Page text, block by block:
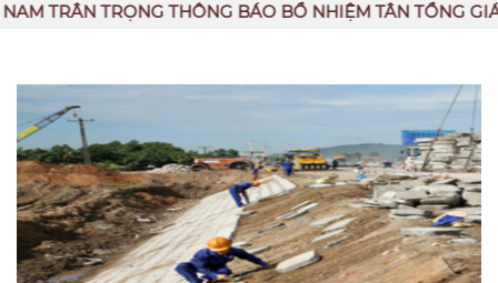
TRỌNG THÔNG BÁO BỔ NHIỆM TÂN TỔNG GIÁM
TÀI LIỆU THAM KHẢO